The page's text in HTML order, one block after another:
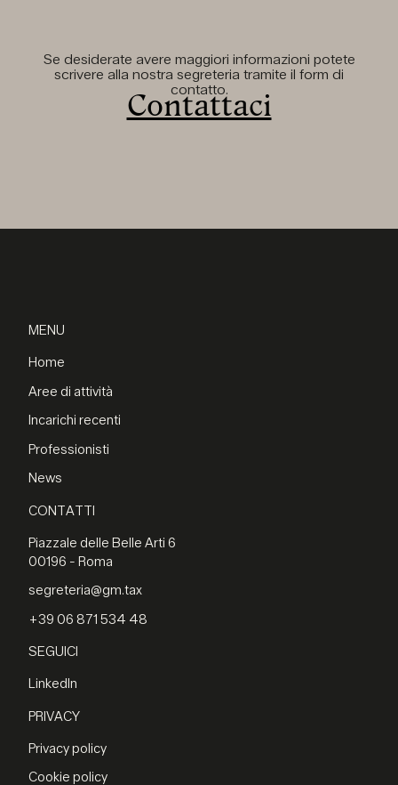
Se desiderate avere maggiori informazioni potete
scrivere alla nostra segreteria tramite il form di
contatto.
Contattaci
MENU
Home
Aree di attività
Incarichi recenti
Professionisti
News
CONTATTI
Piazzale delle Belle Arti 6
00196 - Roma
segreteria@gm.tax
+39 06 871 534 48
SEGUICI
LinkedIn
PRIVACY
Privacy policy
Cookie policy